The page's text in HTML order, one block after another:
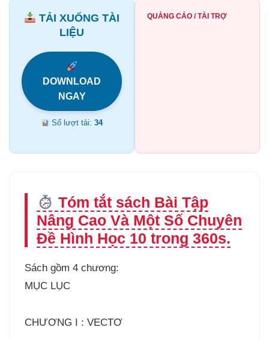
TẢI XUỐNG TÀI
LIỆU
DOWNLOAD
NGAY
Số lượt tải:34
QUẢNG CÁO / TÀI TRỢ
Tóm tắt sách Bài Tập
Nâng Cao Và Một Số Chuyên
Đề Hình Học 10 trong 360s.
Sách gồm 4 chương:
MỤC LỤC
CHƯƠNG I : VECTƠ